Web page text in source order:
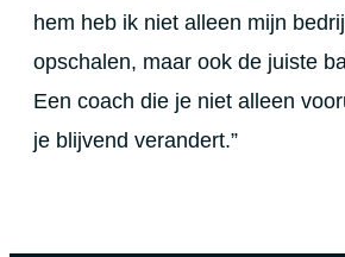
hem heb ik niet alleen mijn
opschalen, maar ook de juiste
Een coach die je niet alleen
je blijvend verandert.”